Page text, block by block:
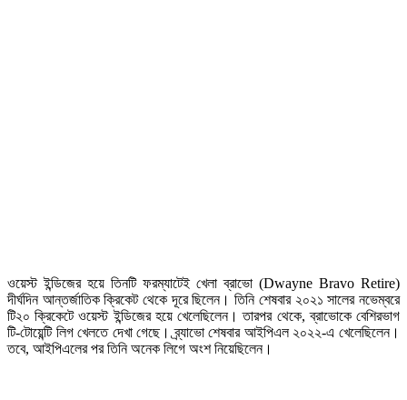
ওয়েস্ট ইন্ডিজের হয়ে তিনটি ফরম্যাটেই খেলা ব্রাভো (Dwayne Bravo Retire)
দীর্ঘদিন আন্তর্জাতিক ক্রিকেট থেকে দূরে ছিলেন। তিনি শেষবার ২০২১ সালের নভেম্বরে
টি২০ ক্রিকেটে ওয়েস্ট ইন্ডিজের হয়ে খেলেছিলেন। তারপর থেকে, ব্রাভোকে বেশিরভাগ
টি-টোয়েন্টি লিগ খেলতে দেখা গেছে। ব্র্যাভো শেষবার আইপিএল ২০২২-এ খেলেছিলেন।
তবে, আইপিএলের পর তিনি অনেক লিগে অংশ নিয়েছিলেন।